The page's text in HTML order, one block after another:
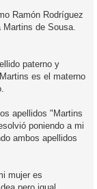
Ramón Rodríguez
de Sousa.
paterno y
es el materno
apellidos "Martins
poniendo a mi
ambos apellidos
mujer es